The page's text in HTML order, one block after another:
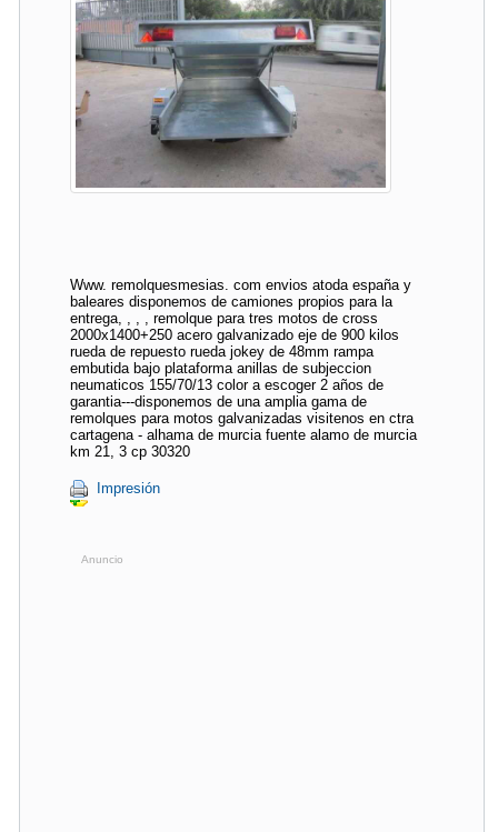
Www. remolquesmesias. com envios atoda españa y
baleares disponemos de camiones propios para la
entrega, , , , remolque para tres motos de cross
2000x1400+250 acero galvanizado eje de 900 kilos
rueda de repuesto rueda jokey de 48mm rampa
embutida bajo plataforma anillas de subjeccion
neumaticos 155/70/13 color a escoger 2 años de
garantia---disponemos de una amplia gama de
remolques para motos galvanizadas visitenos en ctra
cartagena - alhama de murcia fuente alamo de murcia
km 21, 3 cp 30320
Impresión
Anuncio